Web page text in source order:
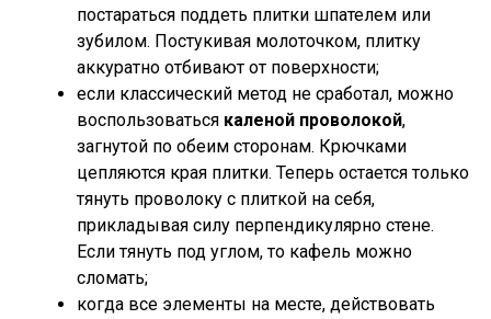
постараться поддеть плитки шпателем или
зубилом. Постукивая молоточком, плитку
аккуратно отбивают от поверхности;
если классический метод не сработал, можно
воспользоваться каленой проволокой,
загнутой по обеим сторонам. Крючками
цепляются края плитки. Теперь остается только
тянуть проволоку с плиткой на себя,
прикладывая силу перпендикулярно стене.
Если тянуть под углом, то кафель можно
сломать;
когда все элементы на месте, действовать